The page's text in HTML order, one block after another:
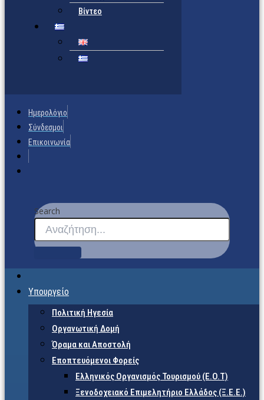
Βίντεο
Ημερολόγιο
Σύνδεσμοι
Επικοινωνία
Search
Υπουργείο
Πολιτική Ηγεσία
Οργανωτική Δομή
Όραμα και Αποστολή
Εποπτευόμενοι Φορείς
Eλληνικός Οργανισμός Τουρισμού (Ε.Ο.Τ)
Ξενοδοχειακό Επιμελητήριο Ελλάδος (Ξ.Ε.Ε.)